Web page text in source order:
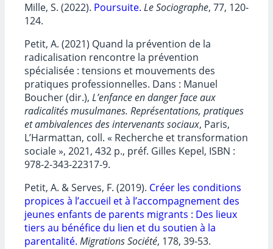
Mille, S. (2022). Poursuite. LeSociographe, 77, 120-
124.
Petit, A. (2021) Quand la prévention de la
radicalisation rencontre la prévention
spécialisée : tensions et mouvements des
pratiques professionnelles. Dans : Manuel
Boucher (dir.), L’enfance en danger face aux
radicalités musulmanes. Représentations, pratiques
et ambivalences des intervenants sociaux, Paris,
L’Harmattan, coll. « Recherche et transformation
sociale », 2021, 432 p., préf. Gilles Kepel, ISBN :
978-2-343-22317-9.
Petit, A. & Serves, F. (2019). Créer les conditions
propices à l’accueil et à l’accompagnement des
jeunes enfants de parents migrants : Des lieux
tiers au bénéfice du lien et du soutien à la
parentalité. Migrations Société, 178, 39-53.